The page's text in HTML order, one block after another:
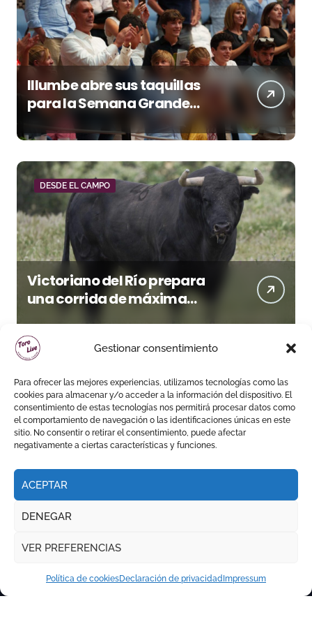
Gestionar consentimiento
Para ofrecer las mejores experiencias, utilizamos tecnologías como las
cookies para almacenar y/o acceder a la información del dispositivo. El
consentimiento de estas tecnologías nos permitirá procesar datos como
el comportamiento de navegación o las identificaciones únicas en este
sitio. No consentir o retirar el consentimiento, puede afectar
negativamente a ciertas características y funciones.
ACEPTAR
DENEGAR
VER PREFERENCIAS
Política de cookiesDeclaración de privacidad Impressum
Illumbe abre sus taquillas
para la Semana Grande
Donostiarra
DESDE EL CAMPO
Victoriano del Río prepara
una corrida de máxima
seriedad para Ciudad Real
(En Vídeo)